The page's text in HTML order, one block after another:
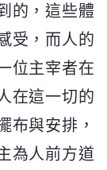
的，這些體
受，而人的
位主宰者在
在這一切的
布與安排，
為人前方道